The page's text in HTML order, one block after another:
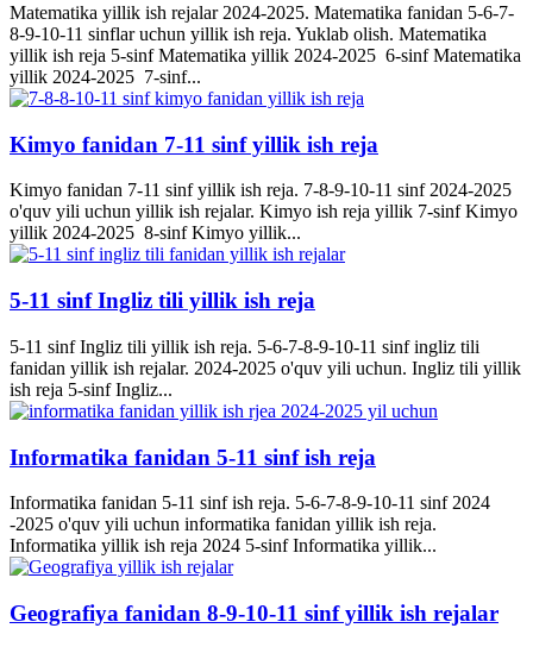
Matematika yillik ish rejalar 2024-2025. Matematika fanidan 5-6-7-
8-9-10-11 sinflar uchun yillik ish reja. Yuklab olish. Matematika
yillik ish reja 5-sinf Matematika yillik 2024-2025 6-sinf Matematika
yillik 2024-2025 7-sinf...
Kimyo fanidan 7-11 sinf yillik ish reja
Kimyo fanidan 7-11 sinf yillik ish reja. 7-8-9-10-11 sinf 2024-2025
o'quv yili uchun yillik ish rejalar. Kimyo ish reja yillik 7-sinf Kimyo
yillik 2024-2025 8-sinf Kimyo yillik...
5-11 sinf Ingliz tili yillik ish reja
5-11 sinf Ingliz tili yillik ish reja. 5-6-7-8-9-10-11 sinf ingliz tili
fanidan yillik ish rejalar. 2024-2025 o'quv yili uchun. Ingliz tili yillik
ish reja 5-sinf Ingliz...
Informatika fanidan 5-11 sinf ish reja
Informatika fanidan 5-11 sinf ish reja. 5-6-7-8-9-10-11 sinf 2024
-2025 o'quv yili uchun informatika fanidan yillik ish reja.
Informatika yillik ish reja 2024 5-sinf Informatika yillik...
Geografiya fanidan 8-9-10-11 sinf yillik ish rejalar